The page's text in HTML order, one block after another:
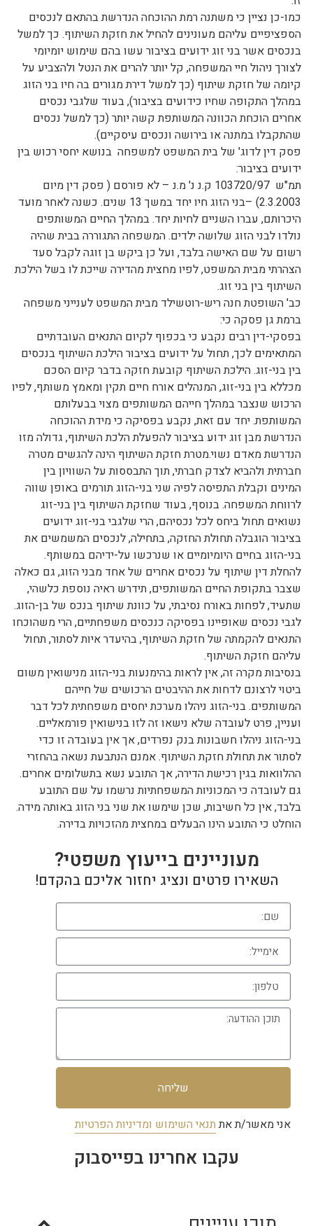
כמו-כן נציין כי משתנה רמת ההוכחה הנדרשת בהתאם לנכסים
הספציפיים עליהם מעונינים להחיל את חזקת השיתוף. כך למשל
בנכסים אשר בני זוג ידועים בציבור עשו בהם שימוש יומיומי
לצורך ניהול חיי המשפחה, קל יותר להרים את הנטל ולהצביע על
קיומה של חזקת שיתוף (כך למשל דירת מגורים בה חיו בני הזוג
במהלך התקופה שחיו כידועים בציבור), בעוד שלגבי נכסים
אחרים הוכחת הכוונה המשותפת קשה יותר (כך למשל נכסים
שהתקבלו במתנה או בירושה ונכסים עיסקיים).
פסק דין לדוג' של בית המשפט למשפחה בנושא יחסי רכוש בין
ידועים בציבור:
תמ"ש 103720/97 ק.נ נ' מ.נ – לא פורסם ( פסק דין מיום
2.3.2003) –בני הזוג חיו יחד במשך 13 שנים. כשנה לאחר מועד
היכרותם, עברו השניים לחיות יחד. במהלך החיים המשותפים
נולדו לבני הזוג שלושה ילדים. המשפחה התגוררה בבית שהיה
רשום על שם האישה בלבד, ועל כן ביקש בן זוגה לקבל סעד
הצהרתי מבית המשפט, לפיו מחצית מהדירה שייכת לו בשל הילכת
השיתוף בין בני זוג.
כב' השופטת חנה ריש-רוטשילד מבית המשפט לענייני משפחה
ברמת גן פסקה כי:
בפסקי-דין רבים נקבע כי בכפוף לקיום התנאים העובדתיים
המתאימים לכך, תחול על ידועים בציבור הילכת השיתוף בנכסים
בין בני-זוג. הילכת השיתוף קובעת חזקה בדבר קיום הסכם
מכללא בין בני-זוג, המנהלים אורח חיים תקין ומאמץ משותף, לפיו
הרכוש שנצבר במהלך חייהם המשותפים מצוי בבעלותם
המשותפת. יחד עם זאת, נקבע בפסיקה כי מידת ההוכחה
הנדרשת מבן זוג ידוע בציבור להפעלת הלכת השיתוף, גדולה מזו
הנדרשת מאדם נשוי.מטרת חזקת השיתוף הינה להגשים מטרה
חברתית ולהביא לצדק חברתי, תוך התבססות על השוויון בין
המינים וקבלת התפיסה לפיה שני בני-הזוג תורמים באופן שווה
לרווחת המשפחה. בנוסף, בעוד שחזקת השיתוף בין בני-זוג
נשואים תחול ביחס לכל נכסיהם, הרי שלגבי בני-זוג ידועים
בציבור הוגבלה תחולת החזקה, בתחילה, לנכסים המשמשים את
בני-הזוג בחיים היומיומיים או שנרכשו על-ידיהם במשותף.
להחלת דין שיתוף על נכסים אחרים של אחד מבני הזוג, גם כאלה
שצבר בתקופת החיים המשותפים, תידרש ראיה נוספת כלשהי,
שתעיד, לפחות באורח נסיבתי, על כוונת שיתוף בנכס של בן-הזוג.
לגבי נכסים שאופיינו בפסיקה כנכסים משפחתיים, הרי משהוכחו
התנאים להקמתה של חזקת השיתוף, בהיעדר איות לסתור, תחול
עליהם חזקת השיתוף.
בנסיבות מקרה זה, אין לראות בהימנעות בני-הזוג מנישואין משום
ביטוי לרצונם לדחות את ההיבטים הרכושים של חייהם
המשותפים. בני-הזוג ניהלו מערכת יחסים משפחתית לכל דבר
ועניין, פרט לעובדה שלא נישאו זה לזו בנישואין פורמאליים.
בני-הזוג ניהלו חשבונות בנק נפרדים, אך אין בעובדה זו כדי
לסתור את תחולת חזקת השיתוף. אמנם הנתבעת נשאה בהחזרי
ההלוואות בגין רכישת הדירה, אך התובע נשא בתשלומים אחרים.
גם לעובדה כי המכוניות המשפחתיות נרשמו על שם התובע
בלבד, אין כל חשיבות, שכן שימשו את שני בני הזוג באותה מידה.
הוחלט כי התובע הינו הבעלים במחצית מהזכויות בדירה.
מעוניינים בייעוץ משפטי?
השאירו פרטים ונציג יחזור אליכם בהקדם!
אני מאשר/ת אתתנאי השימוש ומדיניות הפרטיות
שליחה
עקבו אחרינו בפייסבוק